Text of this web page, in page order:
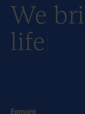
We
life
Egmont